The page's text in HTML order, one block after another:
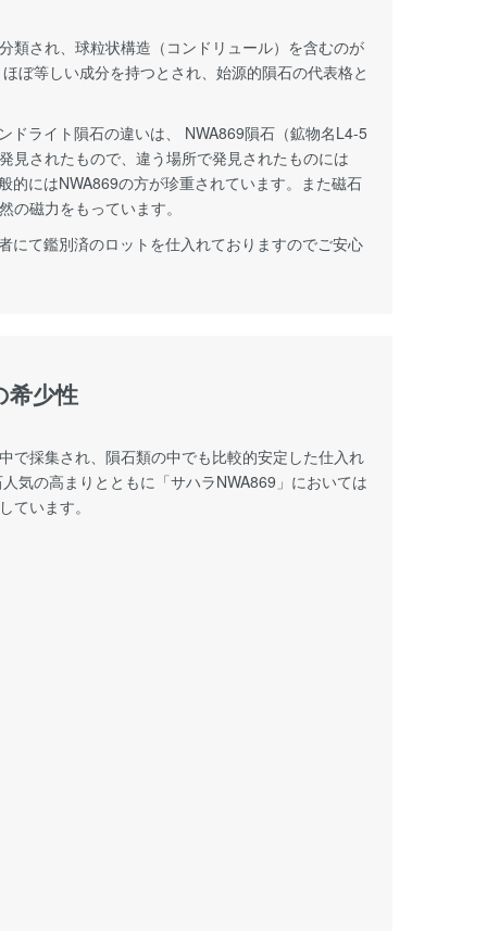
類され、球粒状構造（コンドリュール）を含むのが
ぼ等しい成分を持つとされ、始源的隕石の代表格と
ドライト隕石の違いは、 NWA869隕石（鉱物名L4-5
見されたもので、違う場所で発見されたものには
的にはNWA869の方が珍重されています。また磁石
の磁力をもっています。
にて鑑別済のロットを仕入れておりますのでご安心
希少性
で採集され、隕石類の中でも比較的安定した仕入れ
気の高まりとともに「サハラNWA869」においては
ています。